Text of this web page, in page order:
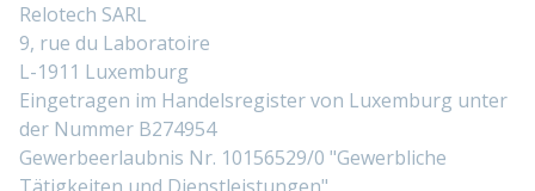
Relotech SARL
9, rue du Laboratoire
L-1911 Luxemburg
Eingetragen im Handelsregister von Luxemburg unter
der Nummer B274954
Gewerbeerlaubnis Nr. 10156529/0 "Gewerbliche